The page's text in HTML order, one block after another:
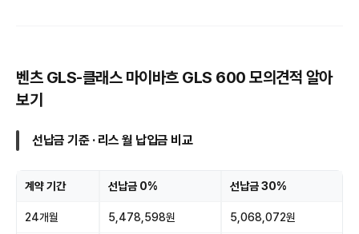
벤츠 GLS-클래스 마이바흐 GLS 600 모의견적 알아
보기
선납금 기준 · 리스 월 납입금 비교
계약 기간 선납금 0% 선납금 30%
24개월 5,478,598원 5,068,072원